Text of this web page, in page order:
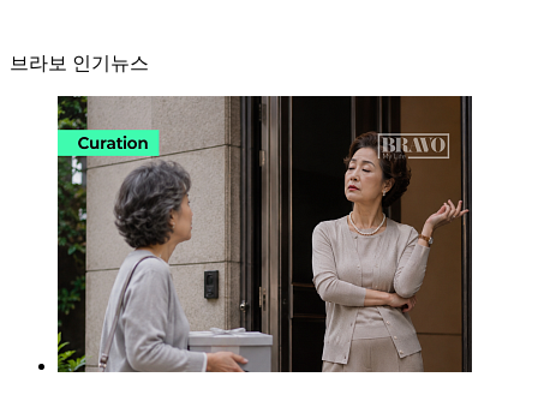
브라보 인기뉴스